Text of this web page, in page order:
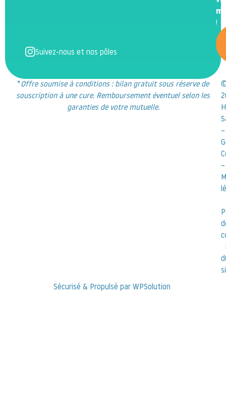
Suivez-nous et nos pôles
!
*Offre soumise à conditions : bilan gratuit sous réserve de
souscription à une cure. Remboursement éventuel selon les
garanties de votre mutuelle.
–
–
Sécurisé & Propulsé par WPSolution